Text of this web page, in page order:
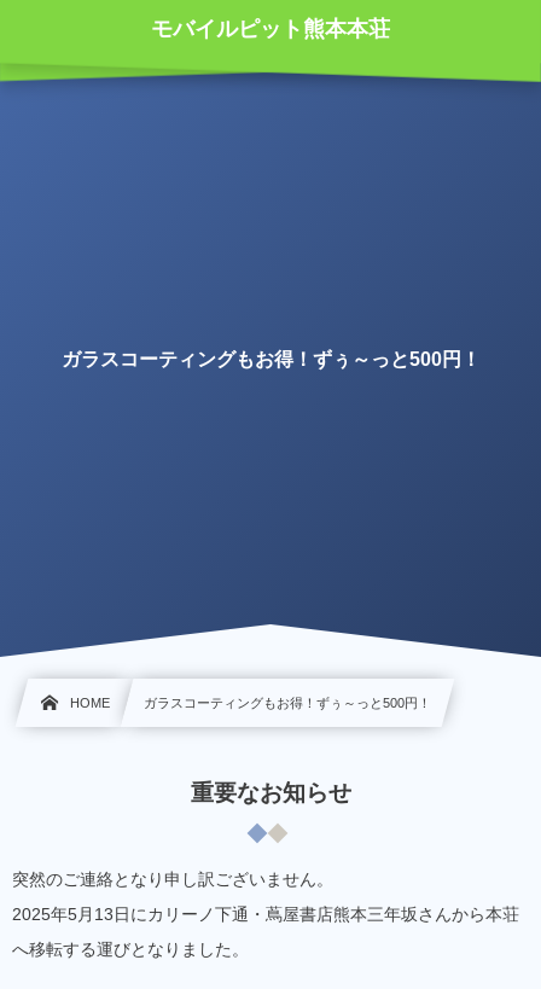
モバイルピット熊本本荘
ガラスコーティングもお得！ずぅ～っと500円！
HOME ガラスコーティングもお得！ずぅ～っと500円！
重要なお知らせ
突然のご連絡となり申し訳ございません。
2025年5月13日にカリーノ下通・蔦屋書店熊本三年坂さんから本荘
へ移転する運びとなりました。